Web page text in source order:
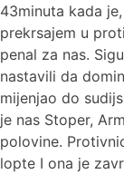
43minuta kada
prekrsajem u
penal za nas.
nastavili da
mijenjao do
je nas Stoper,
polovine.
lopte I ona je